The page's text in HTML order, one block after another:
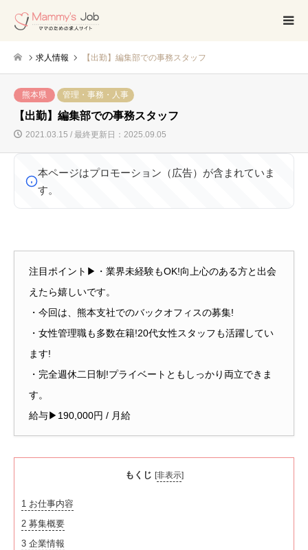
求人情報 【出勤】編集部での事務スタッフ
熊本県 管理・事務・人事
【出勤】編集部での事務スタッフ
2021.03.15 / 最終更新日：2025.09.05
本ページはプロモーション（広告）が含まれていま
す。
注目ポイント▶・業界未経験もOK!向上心のある方と出会
えたら嬉しいです。
・今回は、熊本支社でのバックオフィスの募集!
・女性管理職も多数在籍!20代女性スタッフも活躍してい
ます!
・完全週休二日制!プライベートともしっかり両立できま
す。
給与▶190,000円 / 月給
もくじ [非表示]
1 お仕事内容
2 募集概要
3 企業情報